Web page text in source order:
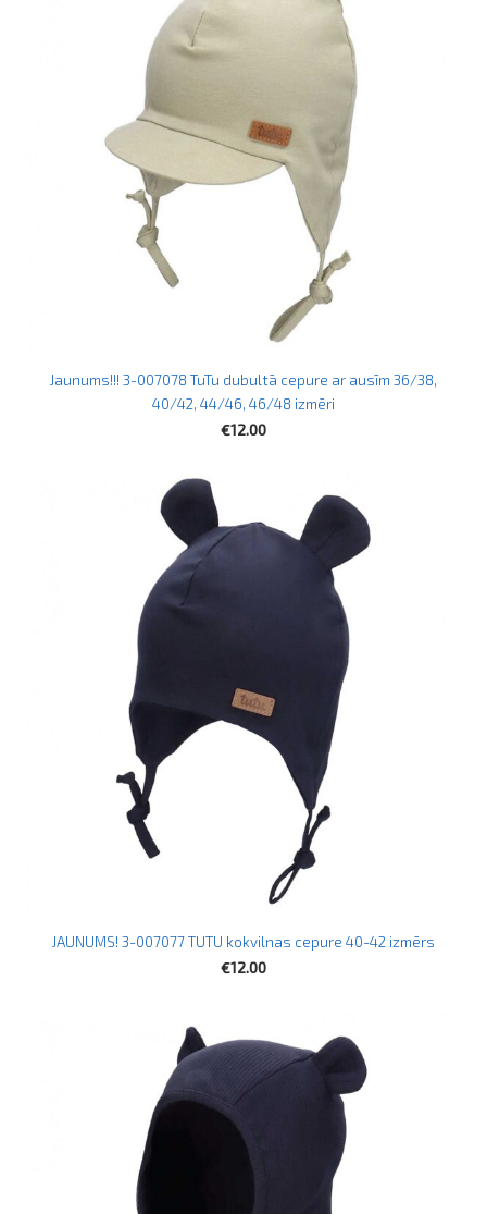
Jaunums!!! 3-007078 TuTu dubultā cepure ar ausīm 36/38,
40/42, 44/46, 46/48 izmēri
€12.00
JAUNUMS! 3-007077 TUTU kokvilnas cepure 40-42 izmērs
€12.00